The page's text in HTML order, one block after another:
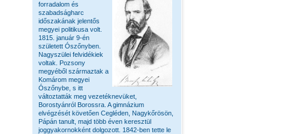
forradalom és
szabadságharc
időszakának jelentős
megyei politikusa volt.
1815. január 9-én
született Ószőnyben.
Nagyszülei felvidékiek
voltak. Pozsony
megyéből származtak a
Komárom megyei
Ószőnybe, s itt
változtatták meg vezetéknevüket,
Borostyánról Borossra. A gimnázium
elvégzését követően Cegléden, Nagykőrösön,
Pápán tanult, majd több éven keresztül
joggyakornokként dolgozott. 1842-ben tette le